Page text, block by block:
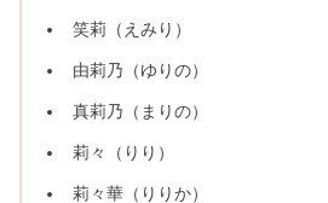
笑莉（えみり）
由莉乃（ゆりの）
真莉乃（まりの）
莉々（りり）
莉々華（りりか）